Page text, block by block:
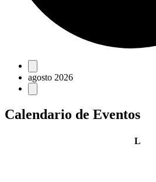
Eventos
agosto 2026
Calendario de Eventos
Llunes